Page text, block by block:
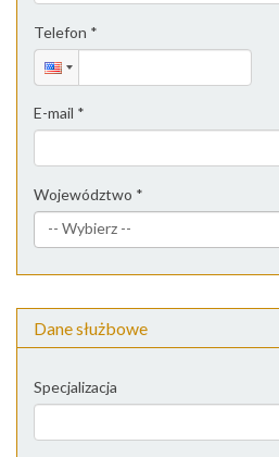
Telefon *
E-mail *
Województwo *
-- Wybierz --
Dane służbowe
Specjalizacja